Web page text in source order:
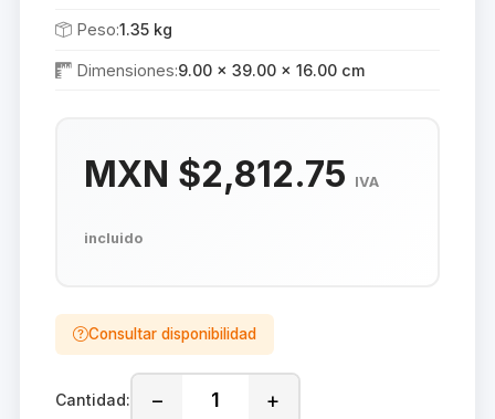
Peso:1.35 kg
Dimensiones:9.00 × 39.00 × 16.00 cm
MXN $2,812.75 IVA
incluido
Consultar disponibilidad
Cantidad: − +